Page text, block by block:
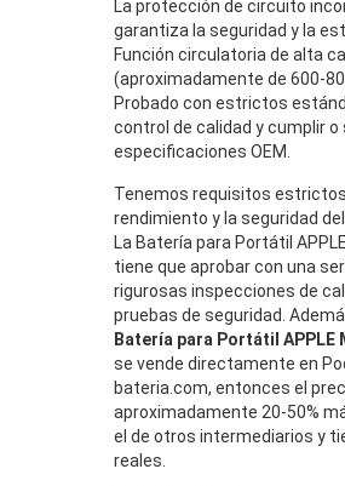
La protección de circuito
garantiza la seguridad y la
Función circulatoria de alta
(aproximadamente de 600-
Probado con estrictos
control de calidad y cumplir o
especificaciones OEM.
Tenemos requisitos estrictos
rendimiento y la seguridad
La Batería para Portátil
tiene que aprobar con una
rigurosas inspecciones de
pruebas de seguridad.
Batería para Portátil APPLE
se vende directamente en
bateria.com, entonces el
aproximadamente 20-50%
el de otros intermediarios y
reales.